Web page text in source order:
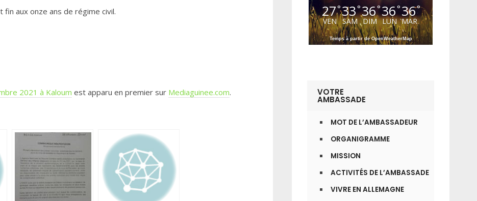
aux onze ans de régime civil.
2021 à Kaloum est apparu en premier sur Mediaguinee.com.
27°
VEN
33°
SAM
36°
DIM
36°
LUN
36°
MAR
Temps à partir de OpenWeatherMap
VOTRE
AMBASSADE
MOT DE L’AMBASSADEUR
ORGANIGRAMME
MISSION
ACTIVITÉS DE L’AMBASSADE
VIVRE EN ALLEMAGNE